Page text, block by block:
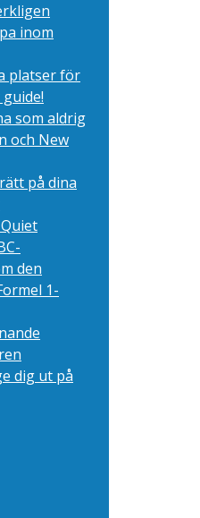
inom
platser för
som aldrig
och New
på dina
den
1-
dig ut på